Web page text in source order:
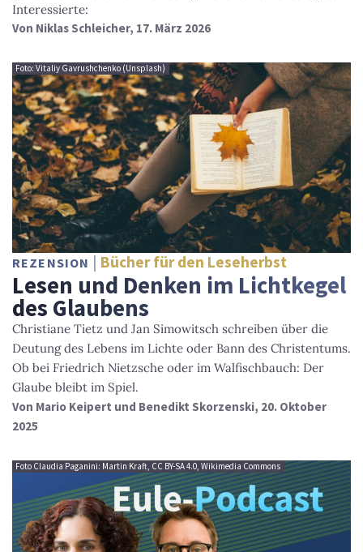
Interessierte:
Von Niklas Schleicher, 17. März 2026
Foto: Vitaliy Gavrushchenko (Unsplash)
REZENSION Bücher für den Leseherbst
Lesen und Denken im Lichtkegel
des Glaubens
Christiane Tietz und Jan Simowitsch schreiben über die
Deutung des Lebens im Lichte oder Bann des Christentums.
Ob bei Friedrich Nietzsche oder im Walfischbauch: Der
Glaube bleibt im Spiel.
Von Mario Keipert und Benedikt Skorzenski, 20. Oktober
2025
Foto Claudia Paganini: Martin Kraft, CC BY-SA 4.0, Wikimedia Commons